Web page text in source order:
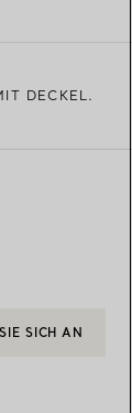
DECKEL.
SICH AN